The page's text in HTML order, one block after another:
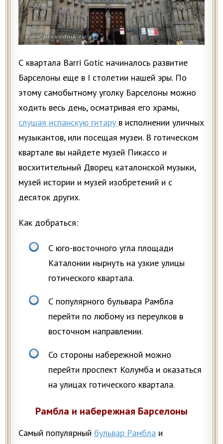
С квартала Barri Gotic начиналось развитие
Барселоны еще в I столетии нашей эры. По
этому самобытному уголку Барселоны можно
ходить весь день, осматривая его храмы,
слушая испанскую гитару в исполнении уличных
музыкантов, или посещая музеи. В готическом
квартале вы найдете музей Пикассо и
восхитительный Дворец каталонской музыки,
музей истории и музей изобретений и с
десяток других.
Как добраться:
С юго-восточного угла площади
Каталонии нырнуть на узкие улицы
готического квартала.
С популярного бульвара Рамбла
перейти по любому из переулков в
восточном направлении.
Со стороны набережной можно
перейти проспект Колумба и оказаться
на улицах готического квартала.
Рамбла и набережная Барселоны
Самый популярный бульвар Рамбла и